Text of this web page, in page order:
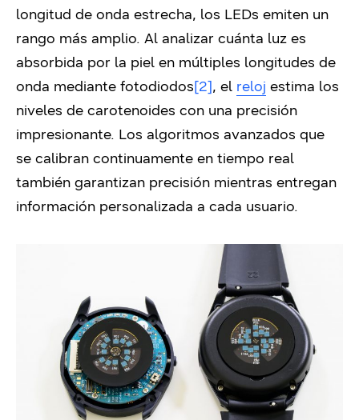
longitud de onda estrecha, los LEDs emiten un
rango más amplio. Al analizar cuánta luz es
absorbida por la piel en múltiples longitudes de
onda mediante fotodiodos[2], el reloj estima los
niveles de carotenoides con una precisión
impresionante. Los algoritmos avanzados que
se calibran continuamente en tiempo real
también garantizan precisión mientras entregan
información personalizada a cada usuario.